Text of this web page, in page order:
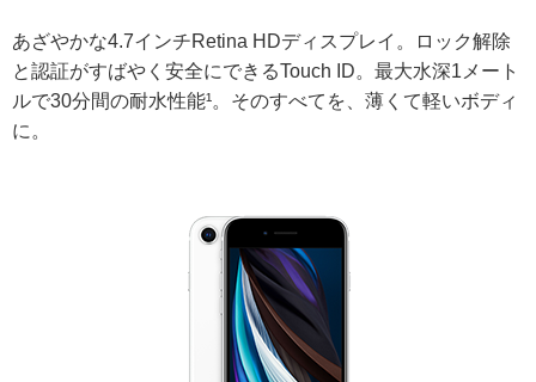
あざやかな4.7インチRetina HDディスプレイ。ロック解除
と認証がすばやく安全にできるTouch ID。最大水深1メート
ルで30分間の耐水性能¹。そのすべてを、薄くて軽いボディ
に。